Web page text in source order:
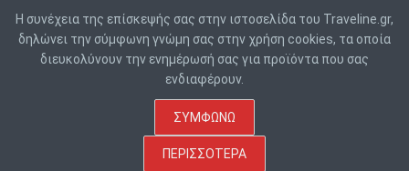
Η συνέχεια της επίσκεψής σας στην ιστοσελίδα του Traveline.gr,
δηλώνει την σύμφωνη γνώμη σας στην χρήση cookies, τα οποία
διευκολύνουν την ενημέρωσή σας για προϊόντα που σας
ενδιαφέρουν.
ΣΥΜΦΩΝΏ
ΠΕΡΙΣΣΌΤΕΡΑ